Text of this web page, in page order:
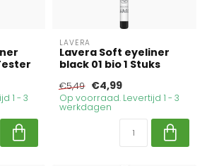
1 - 3
LAVERA
Lavera Soft eyeliner
black 01 bio 1 Stuks
€5,49 €4,99
Op voorraad. Levertijd 1 - 3
werkdagen